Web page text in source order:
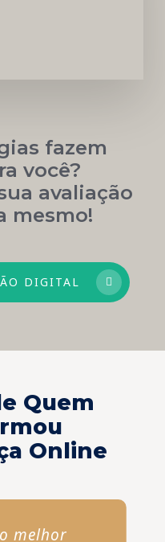
fazem
você?
avaliação
mesmo!
DIGITAL
Quem
Online
melhor